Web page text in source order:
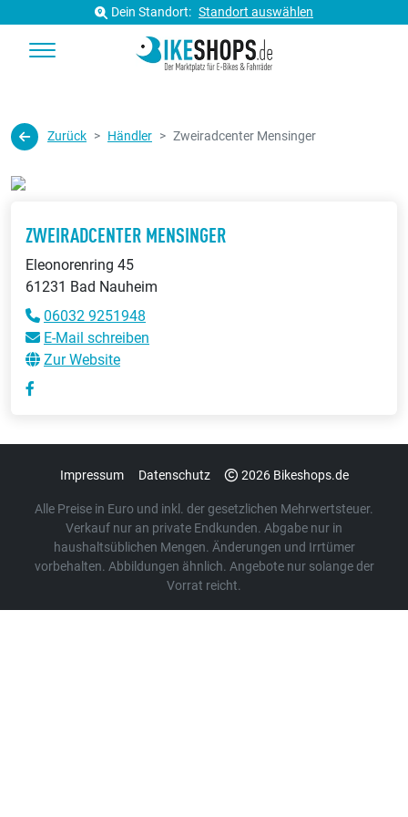
Dein Standort: Standort auswählen
Zurück Händler Zweiradcenter Mensinger
ZWEIRADCENTER MENSINGER
Eleonorenring 45
61231 Bad Nauheim
06032 9251948
E-Mail schreiben
Zur Website
Impressum Datenschutz 2026 Bikeshops.de
Alle Preise in Euro und inkl. der gesetzlichen Mehrwertsteuer.
Verkauf nur an private Endkunden. Abgabe nur in
haushaltsüblichen Mengen. Änderungen und Irrtümer
vorbehalten. Abbildungen ähnlich. Angebote nur solange der
Vorrat reicht.